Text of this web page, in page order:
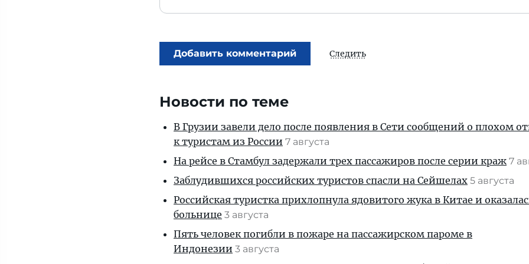
Добавить комментарий Следить
Новости по теме
В Грузии завели дело после появления в Сети сообщений о плохом
к туристам из России 7 августа
На рейсе в Стамбул задержали трех пассажиров после серии краж 7
Заблудившихся российских туристов спасли на Сейшелах 5 августа
Российская туристка прихлопнула ядовитого жука в Китае и
больнице 3 августа
Пять человек погибли в пожаре на пассажирском пароме в
Индонезии 3 августа